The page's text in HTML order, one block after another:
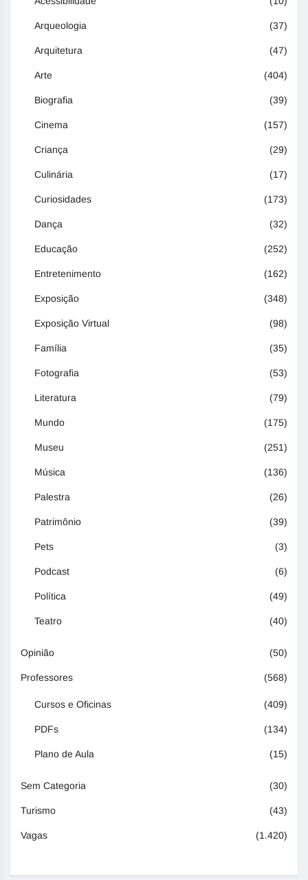
Arqueologia (37)
Arquitetura (47)
Arte (404)
Biografia (39)
Cinema (157)
Criança (29)
Culinária (17)
Curiosidades (173)
Dança (32)
Educação (252)
Entretenimento (162)
Exposição (348)
Exposição Virtual (98)
Família (35)
Fotografia (53)
Literatura (79)
Mundo (175)
Museu (251)
Música (136)
Palestra (26)
Patrimônio (39)
Pets (3)
Podcast (6)
Política (49)
Teatro (40)
Opinião (50)
Professores (568)
Cursos e Oficinas (409)
PDFs (134)
Plano de Aula (15)
Sem Categoria (30)
Turismo (43)
Vagas (1.420)